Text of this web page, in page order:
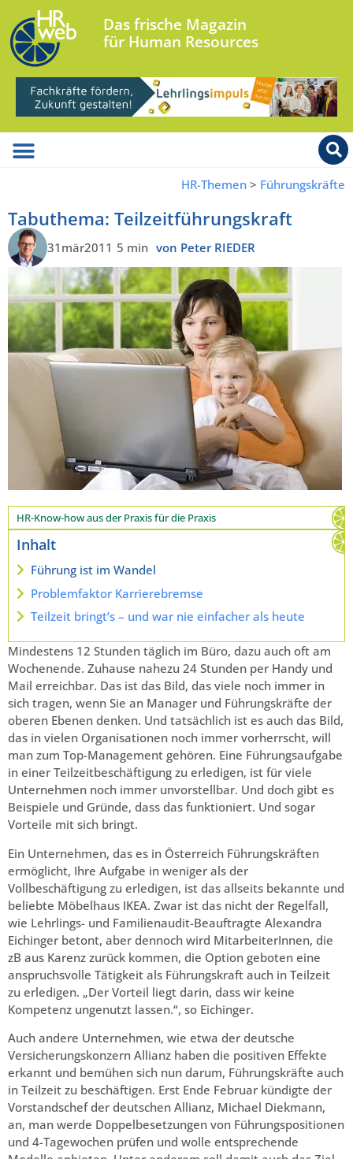
Das frische Magazin
für Human Resources
HR-Themen > Führungskräfte
Tabuthema: Teilzeitführungskraft
31mär2011 5 min von Peter RIEDER
HR-Know-how aus der Praxis für die Praxis
Inhalt
Führung ist im Wandel
Problemfaktor Karrierebremse
Teilzeit bringt’s – und war nie einfacher als heute
Mindestens 12 Stunden täglich im Büro, dazu auch oft am
Wochenende. Zuhause nahezu 24 Stunden per Handy und
Mail erreichbar. Das ist das Bild, das viele noch immer in
sich tragen, wenn Sie an Manager und Führungskräfte der
oberen Ebenen denken. Und tatsächlich ist es auch das Bild,
das in vielen Organisationen noch immer vorherrscht, will
man zum Top-Management gehören. Eine Führungsaufgabe
in einer Teilzeitbeschäftigung zu erledigen, ist für viele
Unternehmen noch immer unvorstellbar. Und doch gibt es
Beispiele und Gründe, dass das funktioniert. Und sogar
Vorteile mit sich bringt.
Ein Unternehmen, das es in Österreich Führungskräften
ermöglicht, Ihre Aufgabe in weniger als der
Vollbeschäftigung zu erledigen, ist das allseits bekannte und
beliebte Möbelhaus IKEA. Zwar ist das nicht der Regelfall,
wie Lehrlings- und Familienaudit-Beauftragte Alexandra
Eichinger betont, aber dennoch wird MitarbeiterInnen, die
zB aus Karenz zurück kommen, die Option geboten eine
anspruchsvolle Tätigkeit als Führungskraft auch in Teilzeit
zu erledigen. „Der Vorteil liegt darin, dass wir keine
Kompetenz ungenutzt lassen.“, so Eichinger.
Auch andere Unternehmen, wie etwa der deutsche
Versicherungskonzern Allianz haben die positiven Effekte
erkannt und bemühen sich nun darum, Führungskräfte auch
in Teilzeit zu beschäftigen. Erst Ende Februar kündigte der
Vorstandschef der deutschen Allianz, Michael Diekmann,
an, man werde Doppelbesetzungen von Führungspositionen
und 4-Tagewochen prüfen und wolle entsprechende